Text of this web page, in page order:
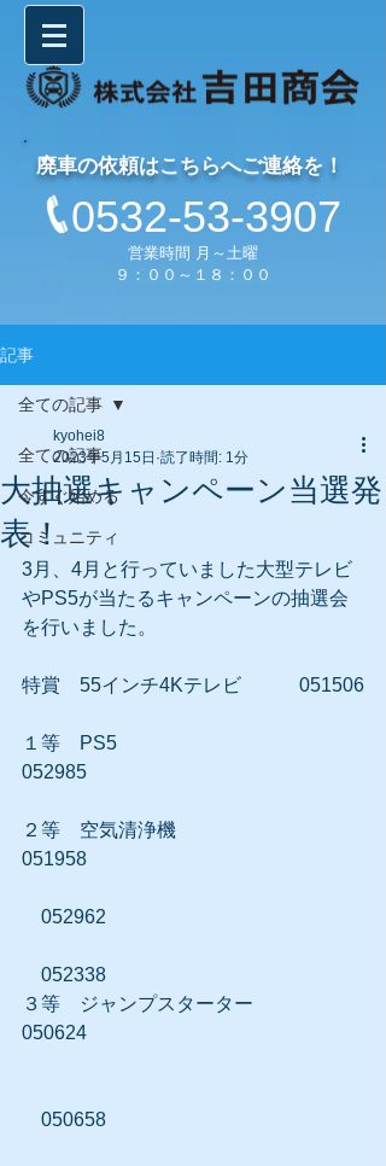
廃車の依頼はこちらへご連絡を！
0532-53-3907
営業時間 月～土曜
９：００～１８：００
記事
全ての記事
今すぐ始める
コミュニティ
全ての記事
大抽選キャンペーン当選発
表！
kyohei8
2023年5月15日 読了時間: 1分
3月、4月と行っていました大型テレビ
やPS5が当たるキャンペーンの抽選会
を行いました。
特賞　55インチ4Kテレビ　　　051506
１等　PS5
052985
２等　空気清浄機
051958
052962
052338
３等　ジャンプスターター
050624
050658